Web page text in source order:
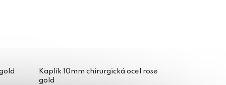
Kaplík 10mm chirurgická ocel rose
gold